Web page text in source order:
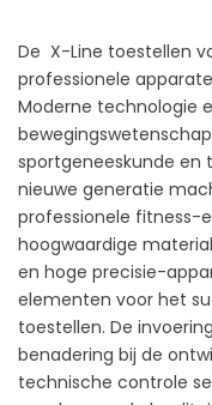
De X-Line toestellen
professionele
Moderne technologie
sportgeneeskunde en
nieuwe generatie
professionele fitness-
hoogwaardige
en hoge precisie-
elementen voor het
toestellen. De
benadering bij de
technische controle